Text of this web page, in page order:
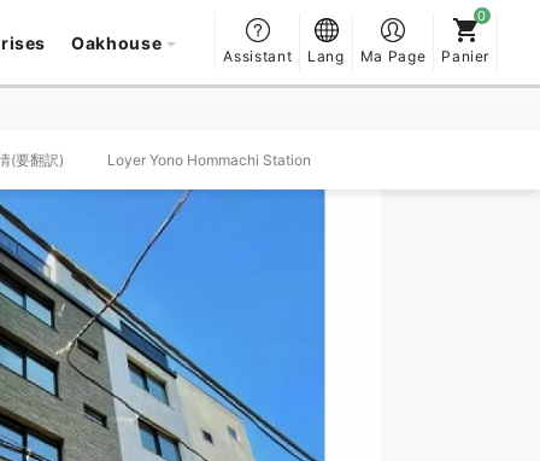
Oakhouse
Assistant Lang Ma Page Panier
(要翻訳) Loyer Yono Hommachi Station